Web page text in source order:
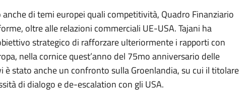
di temi europei quali competitività, Quadro Finanziario
oltre alle relazioni commerciali UE-USA. Tajani ha
strategico di rafforzare ulteriormente i rapporti con
nella cornice quest’anno del 75mo anniversario delle
è stato anche un confronto sulla Groenlandia, su cui il titolare
di dialogo e de-escalation con gli USA.